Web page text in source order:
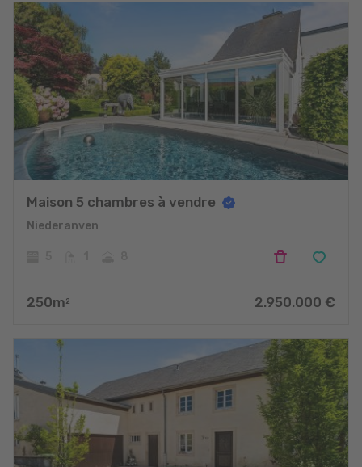
Maison 5 chambres à vendre
Niederanven
250m 2 2.950.000 €